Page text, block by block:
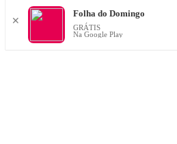
✕
Folha do Domingo
GRÁTIS
Na Google Play